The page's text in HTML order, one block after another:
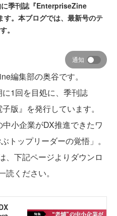
季刊誌『EnterpriseZine
す。本ブログでは、最新号のテ
。
通知
編集部の奥谷です。
1回を目処に、季刊誌
版』を発行しています。
中小企業がDX推進できたワ
トップリーダーの覚悟」。
、下記ページよりダウンロ
ください。